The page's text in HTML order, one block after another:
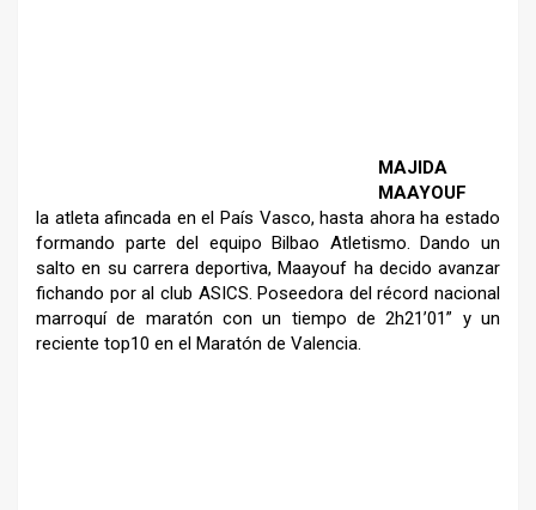
MAJIDA
MAAYOUF
la atleta afincada en el País Vasco, hasta ahora ha estado
formando parte del equipoBilbao Atletismo. Dando un
salto en su carrera deportiva,Maayouf ha decido avanzar
fichando por al club ASICS.Poseedora del récord nacional
marroquí de maratón con un tiempo de 2h21’01” y un
reciente top10 en el Maratón de Valencia.